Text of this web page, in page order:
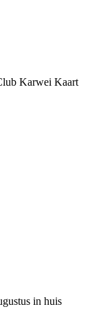
Karwei Kaart
in huis